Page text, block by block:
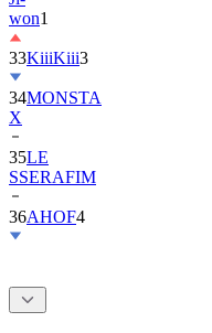
won1
33KiiiKiii3
34MONSTA
X
35LE
SSERAFIM
36AHOF4